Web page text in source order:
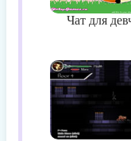
Чат для